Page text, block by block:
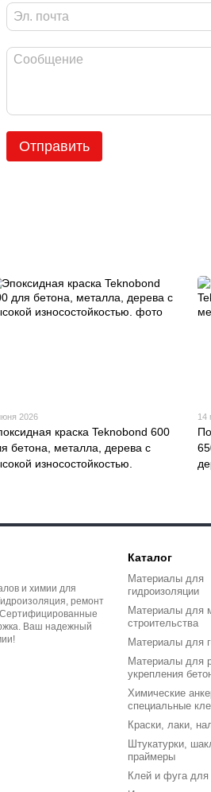
Отправить
2026
краска Teknobond 600
бетона, металла, дерева с
износостойкостью.
14
и химии для
ремонт
Сертифицированные
Ваш надежный
Каталог
Материалы для
гидроизоляции
Материалы для
строительства
Материалы для
Материалы для
укрепления
Химические
специальные
Краски, лаки,
Штукатурки,
праймеры
Клей и фуга для